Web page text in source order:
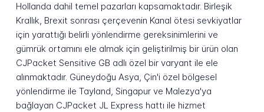
Hollanda dahil temel pazarları kapsamaktadır. Birleşik
Krallık, Brexit sonrası çerçevenin Kanal ötesi sevkiyatlar
için yarattığı belirli yönlendirme gereksinimlerini ve
gümrük ortamını ele almak için geliştirilmiş bir ürün olan
CJPacket Sensitive GB adlı özel bir varyant ile ele
alınmaktadır. Güneydoğu Asya, Çin'i özel bölgesel
yönlendirme ile Tayland, Singapur ve Malezya'ya
bağlayan CJPacket JL Express hattı ile hizmet